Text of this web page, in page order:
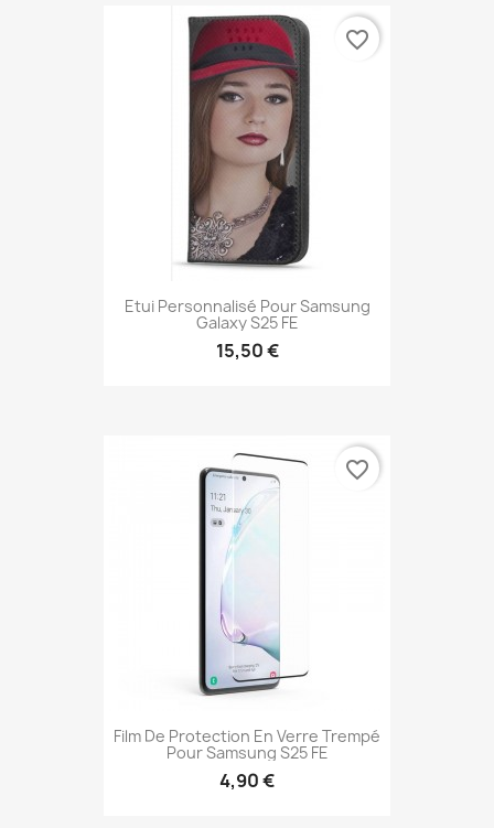
Etui Personnalisé Pour Samsung
Galaxy S25 FE
15,50 €
favorite_border
Film De Protection En Verre Trempé
Pour Samsung S25 FE
4,90 €
favorite_border